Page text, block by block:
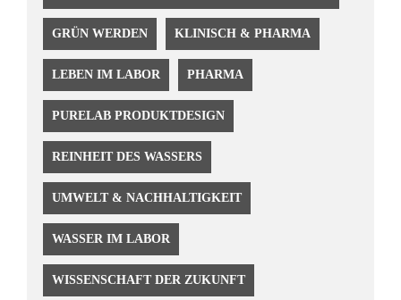
GRÜN WERDEN KLINISCH & PHARMA
LEBEN IM LABOR PHARMA
PURELAB PRODUKTDESIGN
REINHEIT DES WASSERS
UMWELT & NACHHALTIGKEIT
WASSER IM LABOR
WISSENSCHAFT DER ZUKUNFT